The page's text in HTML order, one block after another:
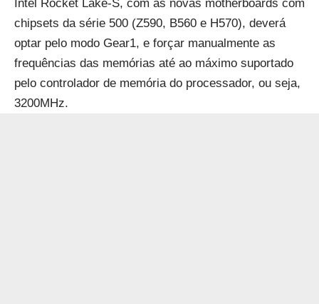
Intel Rocket Lake-S, com as novas motherboards com
chipsets da série 500 (Z590, B560 e H570), deverá
optar pelo modo Gear1, e forçar manualmente as
frequências das memórias até ao máximo suportado
pelo controlador de memória do processador, ou seja,
3200MHz.